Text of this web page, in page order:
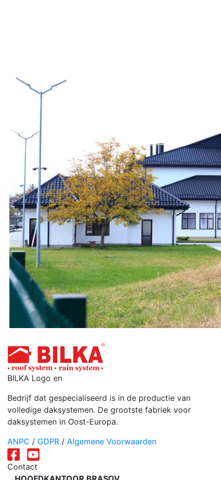
BILKA Logo en
Bedrijf dat gespecialiseerd is in de productie van
volledige daksystemen. De grootste fabriek voor
daksystemen in Oost-Europa.
ANPC / GDPR / Algemene Voorwaarden
Contact